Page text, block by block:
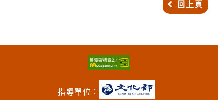
回上頁
指導單位︰